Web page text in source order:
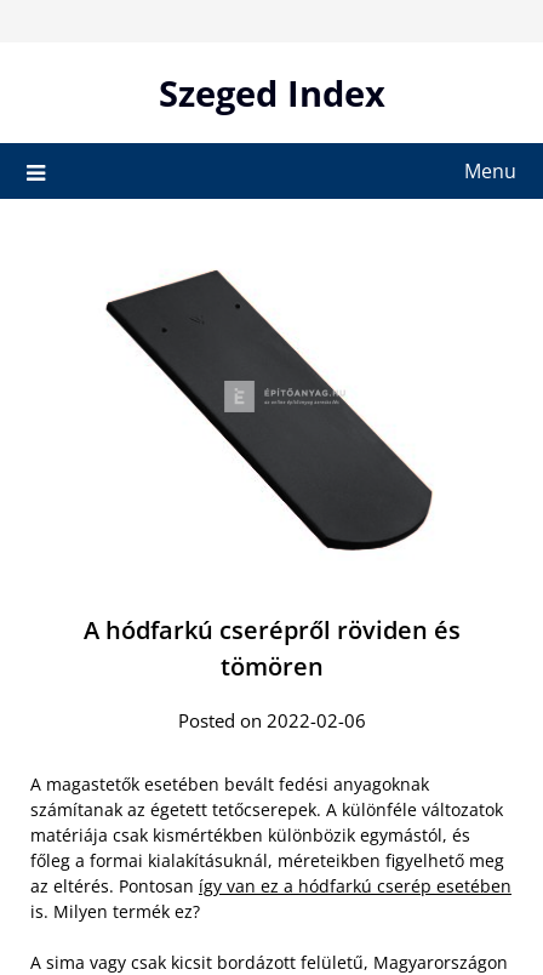
Szeged Index
Menu
A hódfarkú cserépről röviden és
tömören
Posted on 2022-02-06
A magastetők esetében bevált fedési anyagoknak
számítanak az égetett tetőcserepek. A különféle változatok
matériája csak kismértékben különbözik egymástól, és
főleg a formai kialakításuknál, méreteikben figyelhető meg
az eltérés. Pontosan így van ez a hódfarkú cserép esetében
is. Milyen termék ez?
A sima vagy csak kicsit bordázott felületű, Magyarországon